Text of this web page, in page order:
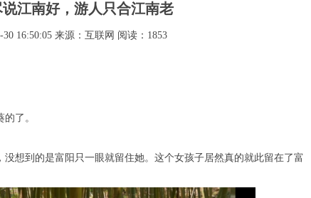
说江南好，游人只合江南老
30 16:50:05 来源：互联网 阅读：1853
了。
想到的是富阳只一眼就留住她。这个女孩子居然真的就此留在了富